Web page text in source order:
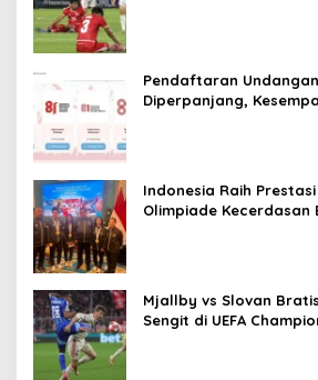
Pendaftaran Undangan
Diperpanjang,
Indonesia Raih
Olimpiade Kecerdasan
Mjallby vs Slovan
Sengit di UEFA